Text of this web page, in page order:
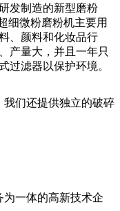
发制造的新型磨粉
细微粉磨粉机主要用
、颜料和化妆品行
产量大，并且一年只
过滤器以保护环境。
们还提供独立的破碎
一体的高新技术企